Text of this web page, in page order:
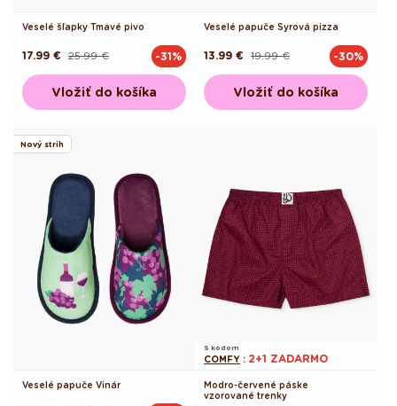
Veselé šľapky Tmavé pivo
Pôvodná25.99 €
Akciová
17.99 € -31%
Vložiť do košíka
Veselé papuče Syrová pizza
Pôvodná19.99 €
Akciová
13.99 € -30%
Vložiť do košíka
Nový strih
Veselé papuče Vinár
S kódom
COMFY : 2+1 ZADARMO
Modro-červené páske
vzorované trenky